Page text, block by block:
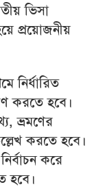
ভিসা
প্রয়োজনীয়
নির্ধারিত
করতে হবে।
ভ্রমণের
করতে হবে।
করে
হবে।